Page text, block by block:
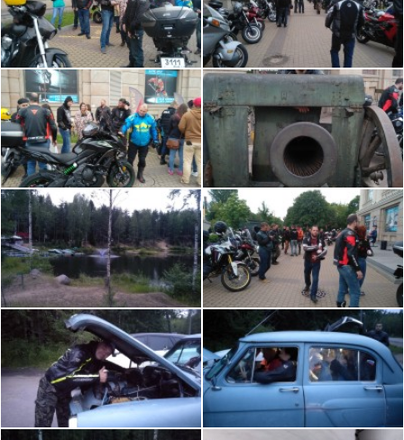
- Готовность ехать 110 по кольцу.
- Готовность ехать в междурядье.
- Если не понравилось в первый раз, на
второй приезжать не надо.
Маршрут и цель обсуждаются, Твоя активная
позиция приветствуется.
Будем рады фотографам за фото на память!
В случае подозрительно-плохой погоды - читайте
комментарии, за час решим ехать или нет.
Заканчиваем всегда в#BarBratanна Петроградке,
там скидка по толстовкам МотоБратан 25% на
все.